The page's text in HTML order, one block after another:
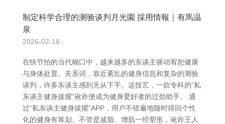
制定科学合理的测验谈判月光園 採用情報｜有馬温
泉
2026-02-18
在快节拍的当代糊口中，越来越多的东谈主驱动宥恕健康
与身体处置。关系词，靠近紊乱的健身信息和复杂的测验
谈判，许多东谈主感到无从下手。这技艺，一款专科的“私
东谈主健身拔擢”讹诈便成为健身爱好者的过劲助手。 通
过“私东谈主健身拔擢”APP，用户不错遍地随时得回个性
化的健身有筹划。不管是减脂、增肌一经塑形，讹诈王人